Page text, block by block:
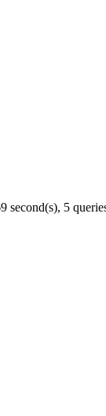
second(s), 5